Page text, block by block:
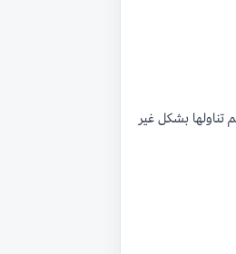
تناولها بشكل غير